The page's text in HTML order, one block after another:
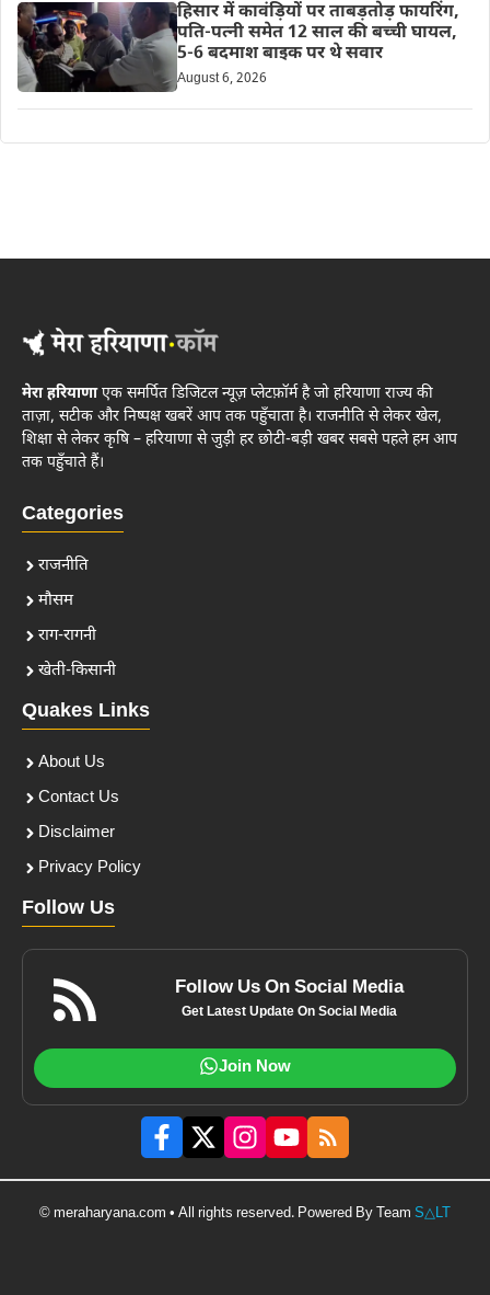
हिसार में कावंड़ियों पर ताबड़तोड़ फायरिंग,
पति-पत्नी समेत 12 साल की बच्ची घायल,
5-6 बदमाश बाइक पर थे सवार
August 6, 2026
मेरा हरियाणाएक समर्पित डिजिटल न्यूज़ प्लेटफ़ॉर्म है जो हरियाणा राज्य की
ताज़ा, सटीक और निष्पक्ष खबरें आप तक पहुँचाता है। राजनीति से लेकर खेल,
शिक्षा से लेकर कृषि – हरियाणा से जुड़ी हर छोटी-बड़ी खबर सबसे पहले हम आप
तक पहुँचाते हैं।
Categories
राजनीति
मौसम
राग-रागनी
खेती-किसानी
Quakes Links
About Us
Contact Us
Disclaimer
Privacy Policy
Follow Us
Follow Us On Social Media
Get Latest Update On Social Media
Join Now
© meraharyana.com • All rights reserved. Powered By Team S△LT